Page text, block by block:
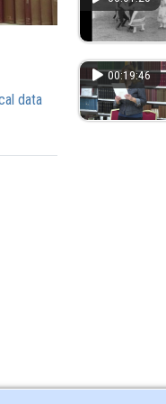
data
00:19:46